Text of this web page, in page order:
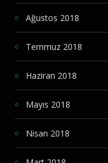
Ağustos 2018
Temmuz 2018
Haziran 2018
Mayıs 2018
Nisan 2018